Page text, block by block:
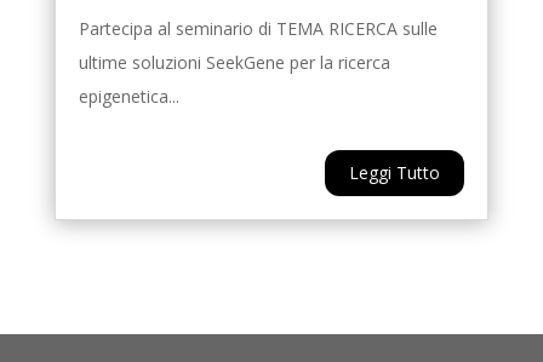
Partecipa al seminario di TEMA RICERCA sulle
ultime soluzioni SeekGene per la ricerca
epigenetica...
Leggi Tutto